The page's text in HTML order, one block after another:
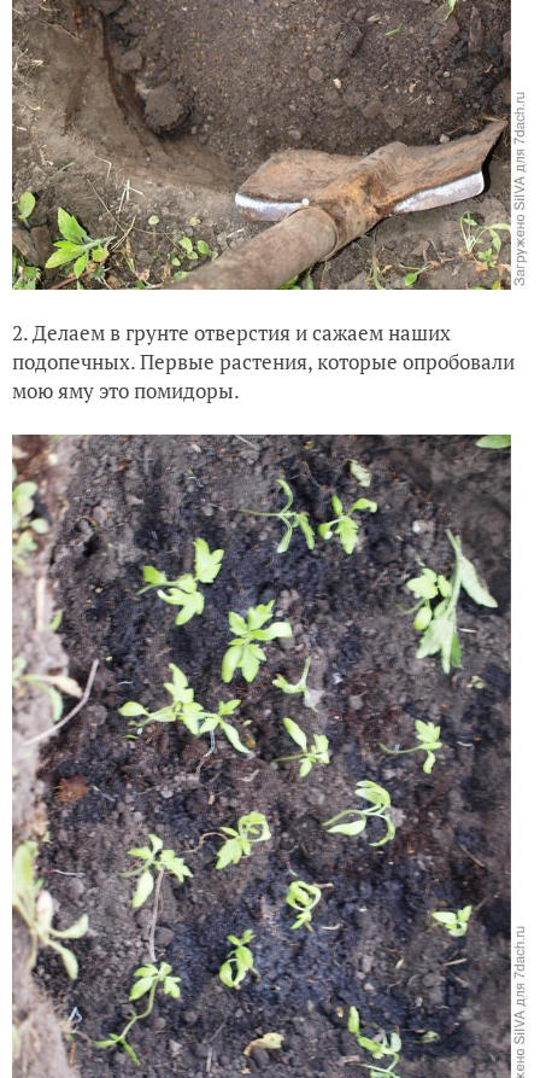
2. Делаем в грунте отверстия и сажаем наших
подопечных. Первые растения, которые опробовали
мою яму это помидоры.